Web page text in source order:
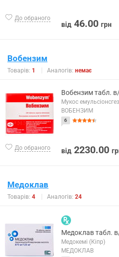
До обраного
від 46.00 грн
Вобензим
Товарів: 1 Аналогів: немає
До обраного
Вобензим табл.
Мукос
ВОБЕНЗИМ
6
від 2230.00
Медоклав
Товарів: 4 Аналогів: 24
Медоклав табл.
Медокемі (Кіпр)
МЕДОКЛАВ